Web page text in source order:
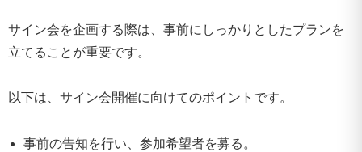
サイン会を企画する際は、事前にしっかりとしたプランを
立てることが重要です。
以下は、サイン会開催に向けてのポイントです。
事前の告知を行い、参加希望者を募る。